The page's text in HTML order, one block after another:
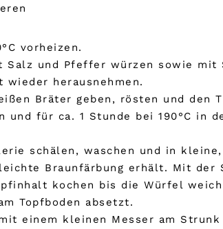
vorheizen.
Salz und Pfeffer würzen sowie mit
wieder herausnehmen.
Bräter geben, rösten und den
und für ca. 1 Stunde bei 190°C in
schälen, waschen und in
Braunfärbung erhält. Mit der
kochen bis die Würfel
Topfboden absetzt.
einem kleinen Messer am